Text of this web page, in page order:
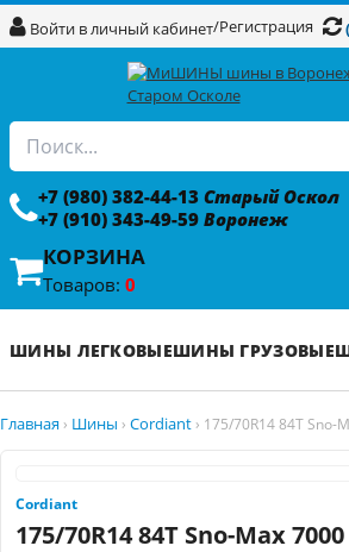
Войти в личный кабинет/Регистрация
+7 (980) 382-44-13 Старый Оскол
+7 (910) 343-49-59 Воронеж
КОРЗИНА
Товаров: 0
ШИНЫ ЛЕГКОВЫЕШИНЫ ГРУЗОВЫЕ
Главная › Шины › Cordiant › 175/70R14 84T Sno-
Cordiant
175/70R14 84T Sno-Max